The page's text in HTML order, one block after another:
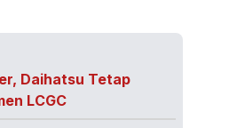
Daihatsu Tetap
LCGC